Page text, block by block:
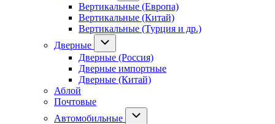
Вертикальные (Европа)
Вертикальные (Китай)
Вертикальные (Турция и др.)
Дверные
Дверные (Россия)
Дверные импортные
Дверные (Китай)
Аблой
Почтовые
Автомобильные